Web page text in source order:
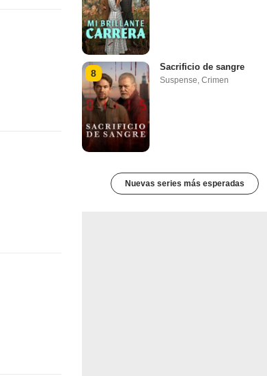
8
Sacrificio de sangre
Suspense Crimen
Nuevas series más esperadas